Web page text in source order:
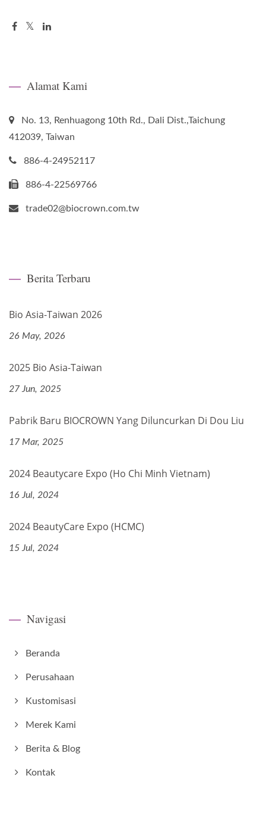
Alamat Kami
No. 13, Renhuagong 10th Rd., Dali Dist.,Taichung
412039, Taiwan
886-4-24952117
886-4-22569766
trade02@biocrown.com.tw
Berita Terbaru
Bio Asia-Taiwan 2026
26 May, 2026
2025 Bio Asia-Taiwan
27 Jun, 2025
Pabrik Baru BIOCROWN Yang Diluncurkan Di Dou Liu
17 Mar, 2025
2024 Beautycare Expo (Ho Chi Minh Vietnam)
16 Jul, 2024
2024 BeautyCare Expo (HCMC)
15 Jul, 2024
Navigasi
Beranda
Perusahaan
Kustomisasi
Merek Kami
Berita & Blog
Kontak